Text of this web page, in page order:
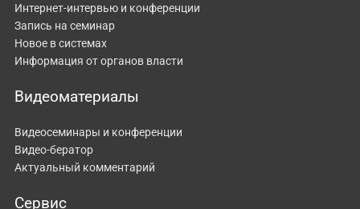
Интернет-интервью и конференции
Запись на семинар
Новое в системах
Информация от органов власти
Видеоматериалы
Видеосеминары и конференции
Видео-бератор
Актуальный комментарий
Сервис